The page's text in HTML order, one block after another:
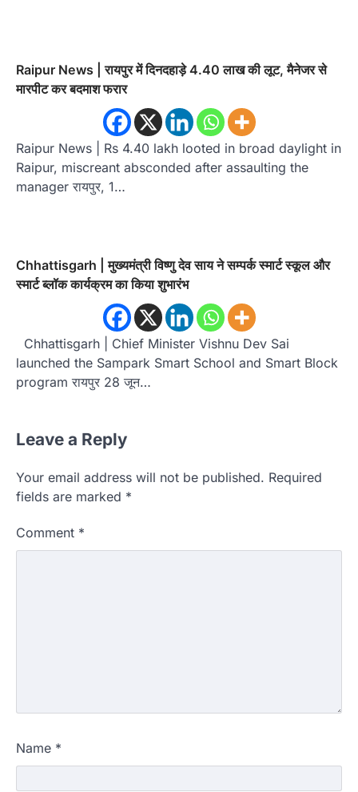
Raipur News | रायपुर में दिनदहाड़े 4.40 लाख की लूट, मैनेजर से
मारपीट कर बदमाश फरार
Raipur News | Rs 4.40 lakh looted in broad daylight in
Raipur, miscreant absconded after assaulting the
manager रायपुर, 1…
Chhattisgarh | मुख्यमंत्री विष्णु देव साय ने सम्पर्क स्मार्ट स्कूल और
स्मार्ट ब्लॉक कार्यक्रम का किया शुभारंभ
Chhattisgarh | Chief Minister Vishnu Dev Sai
launched the Sampark Smart School and Smart Block
program रायपुर 28 जून…
Leave a Reply
Your email address will not be published. Required
fields are marked *
Comment *
Name *